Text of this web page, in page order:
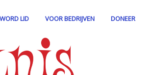
WORD LID VOOR BEDRIJVEN DONEER